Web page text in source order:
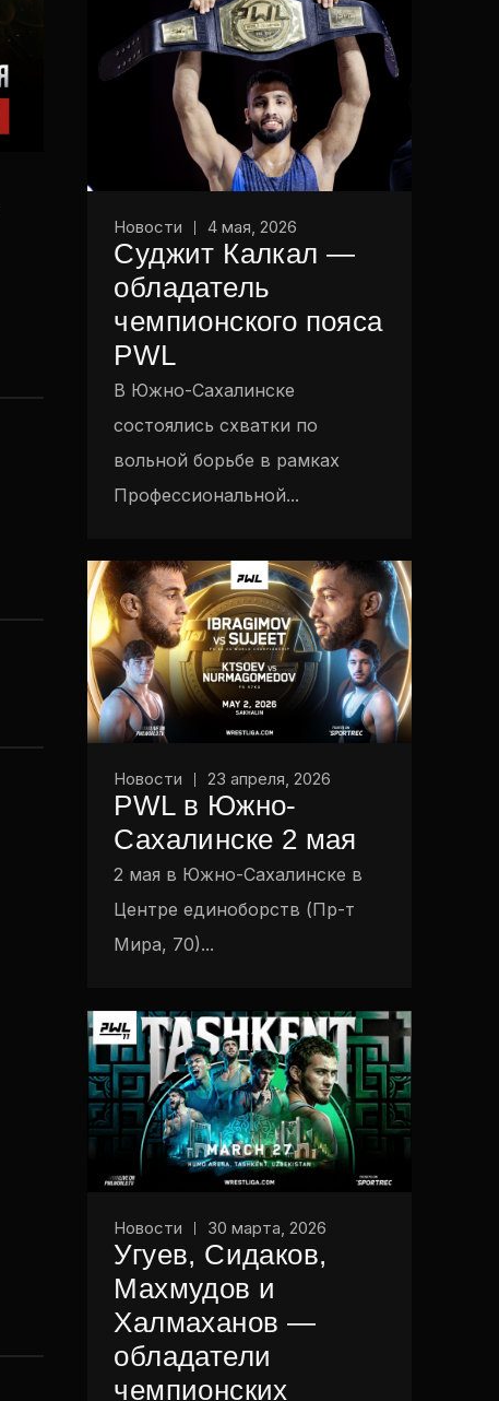
Новости 4 мая, 2026
Суджит Калкал —
обладатель
чемпионского пояса
PWL
В Южно-Сахалинске
состоялись схватки по
вольной борьбе в рамках
Профессиональной...
Новости 23 апреля, 2026
PWL в Южно-
Сахалинске 2 мая
2 мая в Южно-Сахалинске в
Центре единоборств (Пр-т
Мира, 70)...
Новости 30 марта, 2026
Угуев, Сидаков,
Махмудов и
Халмаханов —
обладатели
чемпионских